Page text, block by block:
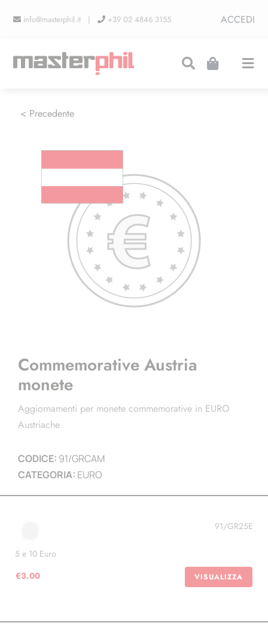
info@masterphil.it | +39 02 4846 3155 ACCEDI
LINEA COLLEZIONISMO
FIERE
CONTATTI
< Precedente
Commemorative Austria
monete
Aggiornamenti per monete commemorative in EURO
Austriache
CODICE: 91/GRCAM
CATEGORIA: EURO
VISUALIZZA
5 e 10 Euro
91/GR25E
€3.00